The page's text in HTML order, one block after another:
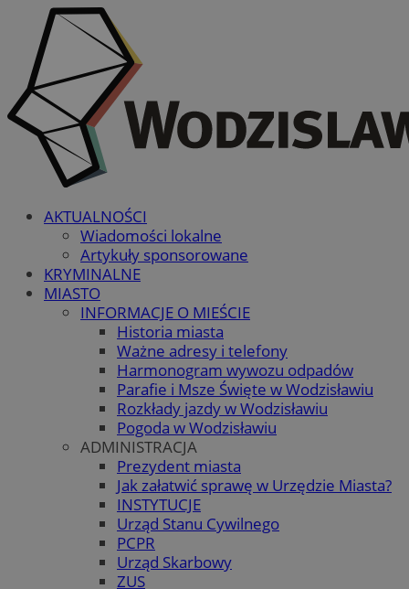
AKTUALNOŚCI
Wiadomości lokalne
Artykuły sponsorowane
KRYMINALNE
MIASTO
INFORMACJE O MIEŚCIE
Historia miasta
Ważne adresy i telefony
Harmonogram wywozu odpadów
Parafie i Msze Święte w Wodzisławiu
Rozkłady jazdy w Wodzisławiu
Pogoda w Wodzisławiu
ADMINISTRACJA
Prezydent miasta
Jak załatwić sprawę w Urzędzie Miasta?
INSTYTUCJE
Urząd Stanu Cywilnego
PCPR
Urząd Skarbowy
ZUS